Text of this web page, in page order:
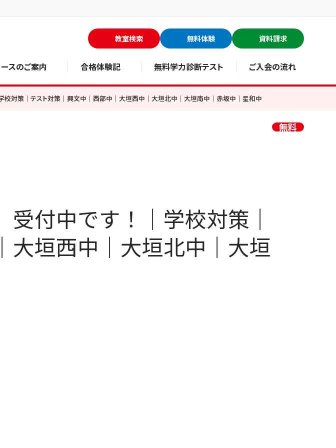
教室検索 無料体験 資料請求
スのご案内 合格体験記 無料学力診断テスト ご入会の流れ
対策｜テスト対策｜興文中｜西部中｜大垣西中｜大垣北中｜大垣南中｜赤坂中｜星和中
付中です！｜学校対策｜
大垣西中｜大垣北中｜大垣
無料